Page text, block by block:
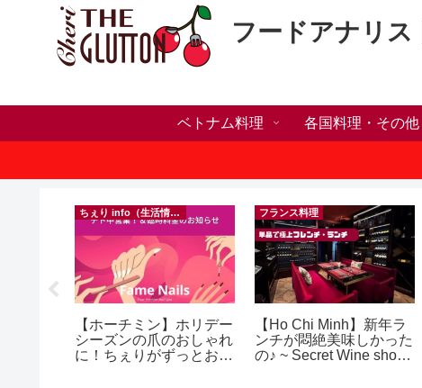
フードアナリ
ベトナム料理 各国料理・その他
ちぇり info（生活情報）
【ホーチミン】ホリデー
シーズンの爪のおしゃれ
に！ちぇりがずっとお世
フランス料理
【Ho Chi Minh】新年ラ
ンチが悶絶美味しかった
の♪ ~ Secret Wine shop